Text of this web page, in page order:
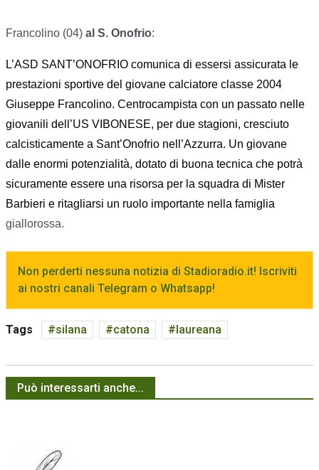
Francolino (04) al S. Onofrio:
L’ASD SANT’ONOFRIO comunica di essersi assicurata le
prestazioni sportive del giovane calciatore classe 2004
Giuseppe Francolino. Centrocampista con un passato nelle
giovanili dell’US VIBONESE, per due stagioni, cresciuto
calcisticamente a Sant’Onofrio nell’Azzurra. Un giovane
dalle enormi potenzialità, dotato di buona tecnica che potrà
sicuramente essere una risorsa per la squadra di Mister
Barbieri e ritagliarsi un ruolo importante nella famiglia
giallorossa.
Non perderti nessuna notizia di Stadioradio.it! Iscriviti
ai nostri canali Telegram o Whatsapp!
Tags silana catona laureana
Può interessarti anche...